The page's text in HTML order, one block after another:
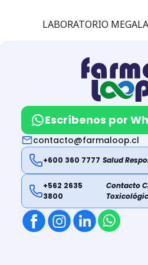
LABORATORIO
Escríbenos por
contacto@farmaloop.cl
+600 360 7777 Salud
+562 2635
3800
Contacto